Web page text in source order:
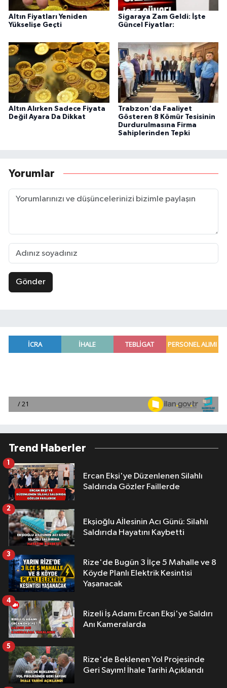
Altın Fiyatları Yeniden
Yükselişe Geçti
Sigaraya Zam Geldi: İşte
Güncel Fiyatlar:
Altın Alırken Sadece Fiyata
Değil Ayara Da Dikkat
Trabzon'da Faaliyet
Gösteren 8 Kömür Tesisinin
Durdurulmasına Firma
Sahiplerinden Tepki
Yorumlar
Gönder
Trend Haberler
Ercan Ekşi'ye Düzenlenen Silahlı
Saldırıda Gözler Faillerde
1
Ekşioğlu Aİlesinin Acı Günü: Silahlı
Saldırıda Hayatını Kaybetti
2
Rize'de Bugün 3 İlçe 5 Mahalle ve 8
Köyde Planlı Elektrik Kesintisi
Yaşanacak
3
Rizeli İş Adamı Ercan Ekşi'ye Saldırı
Anı Kameralarda
4
Rize'de Beklenen Yol Projesinde
Geri Sayım! İhale Tarihi Açıklandı
5